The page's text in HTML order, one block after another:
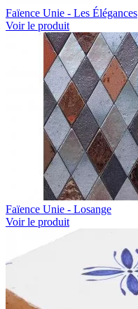
Faïence Unie - Les Élégances
Voir le produit
Faïence Unie - Losange
Voir le produit